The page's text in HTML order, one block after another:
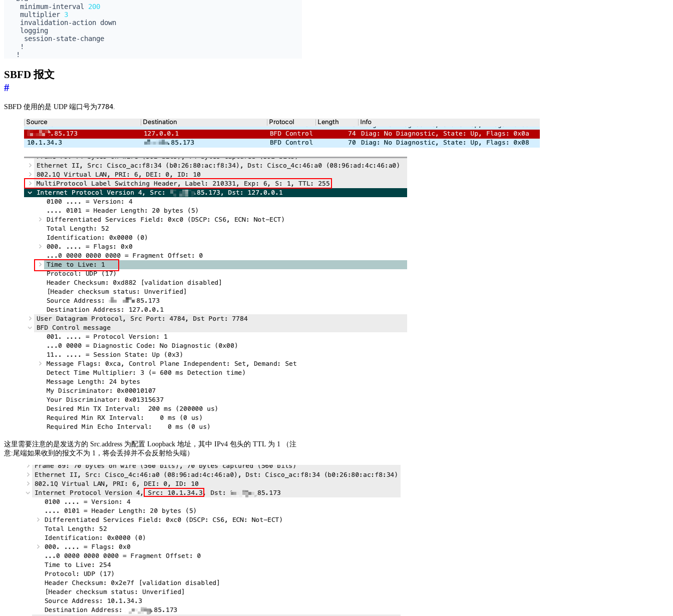
    minimum-interval
200
    multiplier
3
SBFD 报文
#
SBFD 使用的是 UDP 端口号为7784.
这里需要注意的是发送方的 Src.address 为配置 Loopback 地址，其中 IPv4 包头的 TTL 为 1 （注
意:尾端如果收到的报文不为 1，将会丢掉并不会反射给头端）